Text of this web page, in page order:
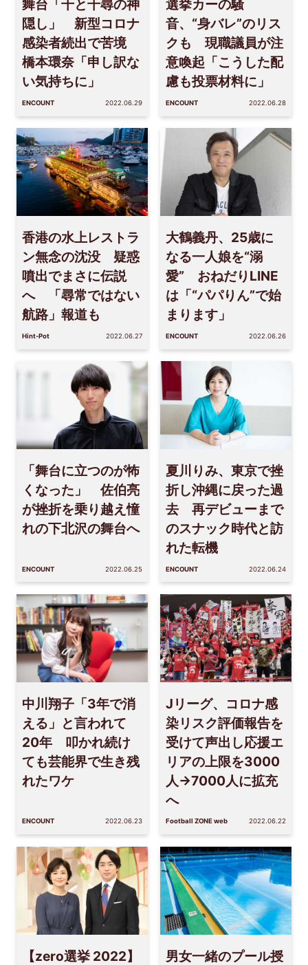
舞台「千と千尋の神
隠し」 新型コロナ
感染者続出で苦境
橋本環奈「申し訳な
い気持ちに」
ENCOUNT 2022.06.29
選挙カーの騒
音、“身バレ”のリス
クも 現職議員が注
意喚起「こうした配
慮も投票材料に」
ENCOUNT 2022.06.28
香港の水上レストラ
ン無念の沈没 疑惑
噴出でまさに伝説
へ 「尋常ではない
航路」報道も
Hint-Pot 2022.06.27
大鶴義丹、25歳に
なる一人娘を“溺
愛” おねだりLINE
は「“パパりん”で始
まります」
ENCOUNT 2022.06.26
「舞台に立つのが怖
くなった」 佐伯亮
が挫折を乗り越え憧
れの下北沢の舞台へ
ENCOUNT 2022.06.25
夏川りみ、東京で挫
折し沖縄に戻った過
去 再デビューまで
のスナック時代と訪
れた転機
ENCOUNT 2022.06.24
中川翔子「3年で消
える」と言われて
20年 叩かれ続け
ても芸能界で生き残
れたワケ
ENCOUNT 2022.06.23
Jリーグ、コロナ感
染リスク評価報告を
受けて声出し応援エ
リアの上限を3000
人→7000人に拡充
へ
Football ZONE web 2022.06.22
【zero選挙 2022】
男女一緒のプール授